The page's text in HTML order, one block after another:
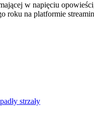
w napięciu
roku na platformie
strzały